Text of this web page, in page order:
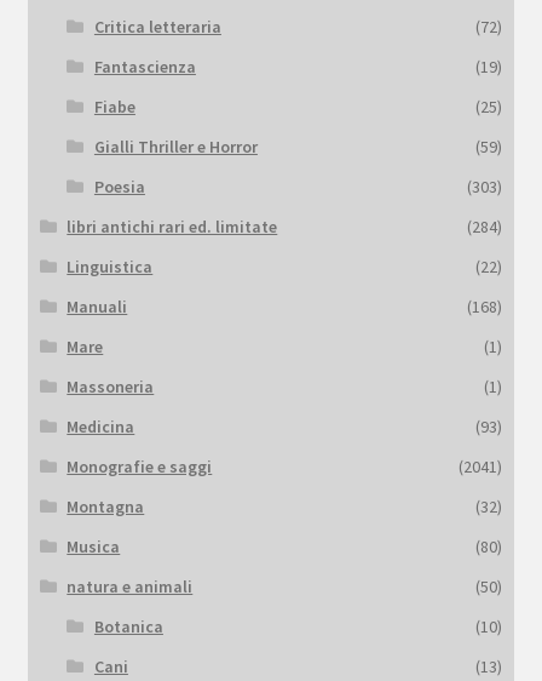
Critica letteraria
(72)
Fantascienza
(19)
Fiabe
(25)
Gialli Thriller e Horror
(59)
Poesia
(303)
libri antichi rari ed. limitate
(284)
Linguistica
(22)
Manuali
(168)
Mare
(1)
Massoneria
(1)
Medicina
(93)
Monografie e saggi
(2041)
Montagna
(32)
Musica
(80)
natura e animali
(50)
Botanica
(10)
Cani
(13)